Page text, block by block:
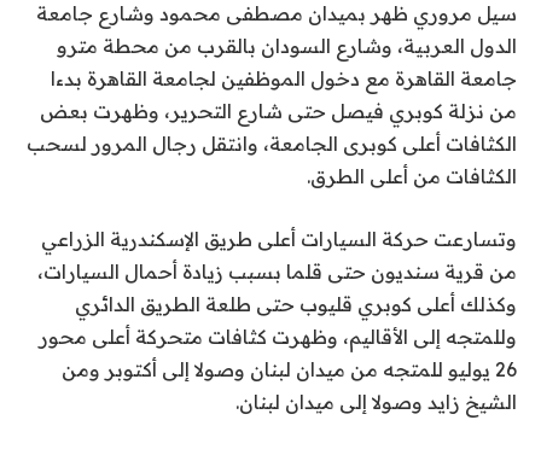
سيل مروري ظهر بميدان مصطفى محمود وشارع جامعة
الدول العربية، وشارع السودان بالقرب من محطة مترو
جامعة القاهرة مع دخول الموظفين لجامعة القاهرة بدءا
من نزلة كوبري فيصل حتى شارع التحرير، وظهرت بعض
الكثافات أعلى كوبرى الجامعة، وانتقل رجال المرور لسحب
الكثافات من أعلى الطرق.
وتسارعت حركة السيارات أعلى طريق الإسكندرية الزراعي
من قرية سنديون حتى قلما بسبب زيادة أحمال السيارات،
وكذلك أعلى كوبري قليوب حتى طلعة الطريق الدائري
وللمتجه إلى الأقاليم، وظهرت كثافات متحركة أعلى محور
26 يوليو للمتجه من ميدان لبنان وصولا إلى أكتوبر ومن
الشيخ زايد وصولا إلى ميدان لبنان.